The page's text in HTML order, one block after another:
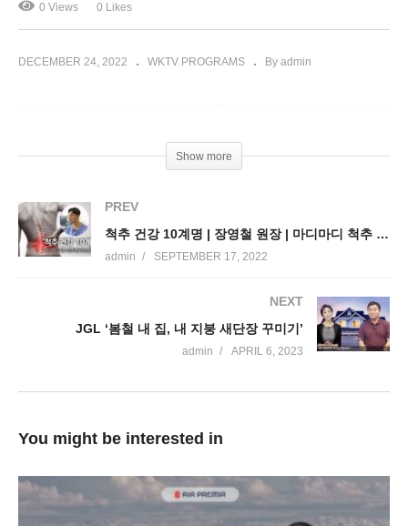
0 Views 0 Likes
DECEMBER 24, 2022 WKTV PROGRAMS By admin
Show more
PREV
척추 건강 10계명 | 장영철 원장 | 마디마디 척추 신경 병원
admin SEPTEMBER 17, 2022
NEXT
JGL ‘봄철 내 집, 내 지붕 새단장 꾸미기’
admin APRIL 6, 2023
You might be interested in